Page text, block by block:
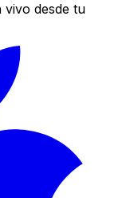
vivo desde tu